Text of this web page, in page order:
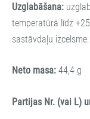
Uzglabāšana:
temperatūrā līdz
sastāvdaļu
Neto masa: 44,4 g
Partijas Nr. (vai L)